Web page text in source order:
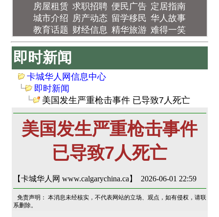
房屋租赁 求职招聘 便民广告 定居指南
城市介绍 房产动态 留学移民 华人故事
教育话题 财经信息 精华旅游 难得一笑
即时新闻
卡城华人网信息中心
即时新闻
美国发生严重枪击事件 已导致7人死亡
美国发生严重枪击事件
已导致7人死亡
【卡城华人网 www.calgarychina.ca】 2026-06-01 22:59
免责声明： 本消息未经核实，不代表网站的立场、观点，如有侵权，请联
系删除。